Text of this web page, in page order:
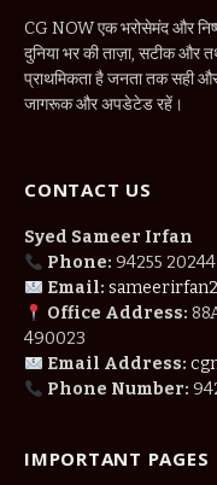
CG NOW एक भरोसेमंद और
दुनिया भर की ताज़ा, सटीक और
प्राथमिकता है जनता तक सही और
जागरूक और अपडेटेड रहें।
CONTACT US
Syed Sameer Irfan
Phone: 94255 20244
Email:
Office Address:
490023
Email Address:
Phone Number:
IMPORTANT PAGES